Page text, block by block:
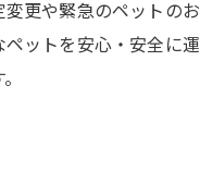
変更や緊急のペットの
ペットを安心・安全に